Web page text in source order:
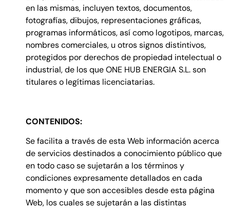
en las mismas, incluyen textos, documentos,
fotografías, dibujos, representaciones gráficas,
programas informáticos, así como logotipos, marcas,
nombres comerciales, u otros signos distintivos,
protegidos por derechos de propiedad intelectual o
industrial, de los que ONE HUB ENERGIA S.L. son
titulares o legítimas licenciatarias.
CONTENIDOS:
Se facilita a través de esta Web información acerca
de servicios destinados a conocimiento público que
en todo caso se sujetarán a los términos y
condiciones expresamente detallados en cada
momento y que son accesibles desde esta página
Web, los cuales se sujetarán a las distintas